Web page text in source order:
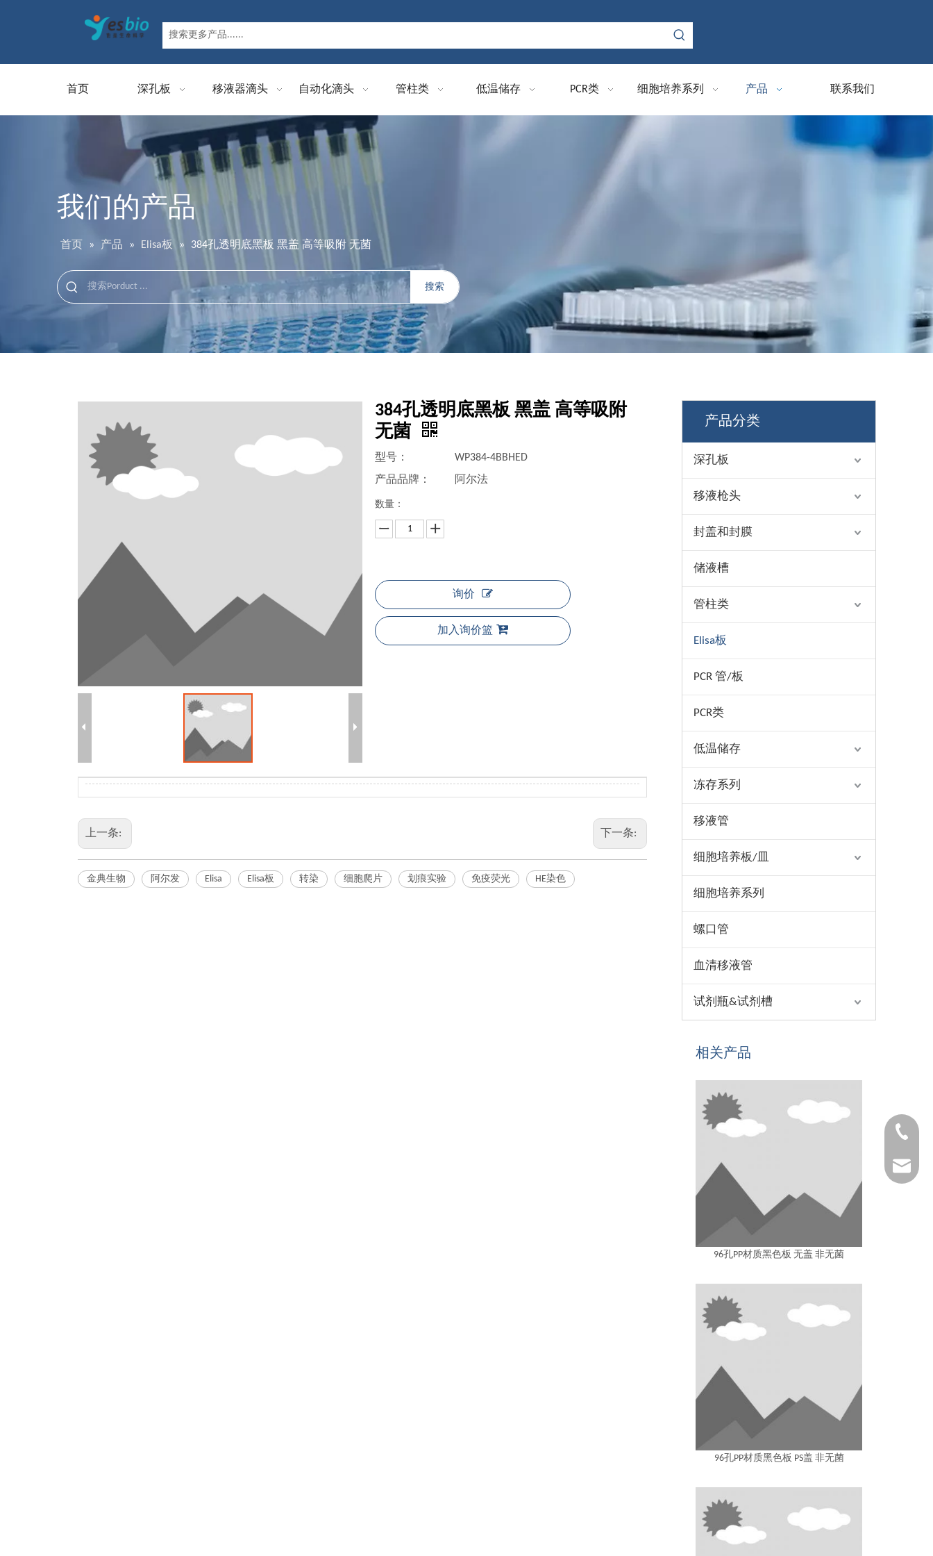
首页 深孔板 移液器滴头 自动化滴头 管柱类 低温储存 PCR类 细胞培养系列 产品 联系我们
我们的产品
首页 » 产品 » Elisa板 » 384孔透明底黑板 黑盖 高等吸附 无菌
搜索
384孔透明底黑板 黑盖 高等吸附
无菌
型号：
WP384-4BBHED
产品品牌：
阿尔法
数量：
询价
加入询价篮
上一条: 下一条:
金典生物 阿尔发 Elisa Elisa板 转染 细胞爬片 划痕实验 免疫荧光 HE染色
产品分类
深孔板
移液枪头
封盖和封膜
储液槽
管柱类
Elisa板
PCR 管/板
PCR类
低温储存
冻存系列
移液管
细胞培养板/皿
细胞培养系列
螺口管
血清移液管
试剂瓶&试剂槽
相关产品
96孔PP材质黑色板 无盖 非无菌
96孔PP材质黑色板 PS盖 非无菌